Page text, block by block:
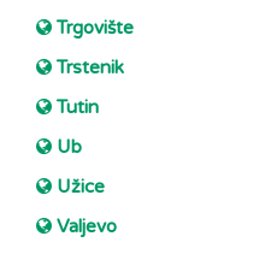
Trgovište
Trstenik
Tutin
Ub
Užice
Valjevo